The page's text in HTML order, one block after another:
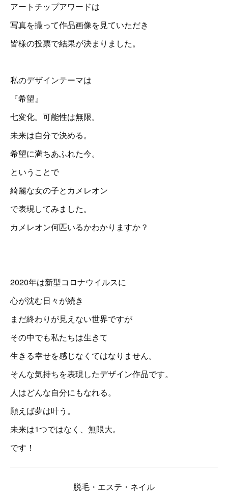
アートチップアワードは
写真を撮って作品画像を見ていただき
皆様の投票で結果が決まりました。
私のデザインテーマは
『希望』
七変化。可能性は無限。
未来は自分で決める。
希望に満ちあふれた今。
ということで
綺麗な女の子とカメレオン
で表現してみました。
カメレオン何匹いるかわかりますか？
2020年は新型コロナウイルスに
心が沈む日々が続き
まだ終わりが見えない世界ですが
その中でも私たちは生きて
生きる幸せを感じなくてはなりません。
そんな気持ちを表現したデザイン作品です。
人はどんな自分にもなれる。
願えば夢は叶う。
未来は1つではなく、無限大。
です！
脱毛・エステ・ネイル